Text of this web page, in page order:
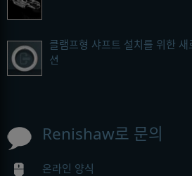
클램프형 샤프트 설치를 위한
션
Renishaw로 문의
온라인 양식